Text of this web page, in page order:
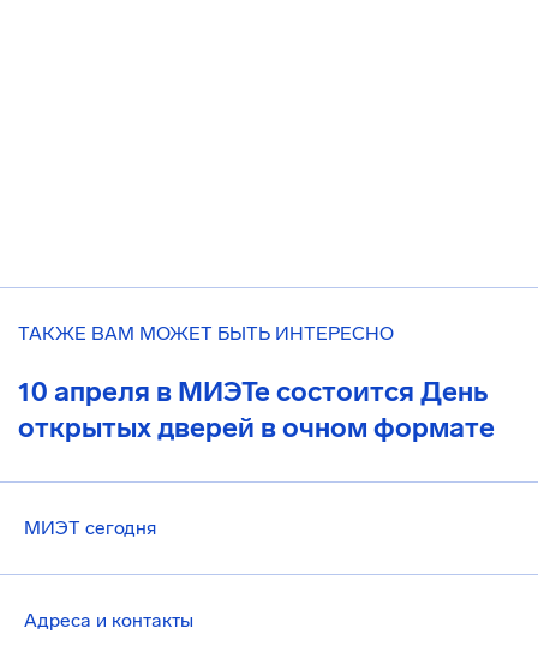
ТАКЖЕ ВАМ МОЖЕТ БЫТЬ ИНТЕРЕСНО
10 апреля в МИЭТе состоится День
открытых дверей в очном формате
МИЭТ сегодня
Адреса и контакты